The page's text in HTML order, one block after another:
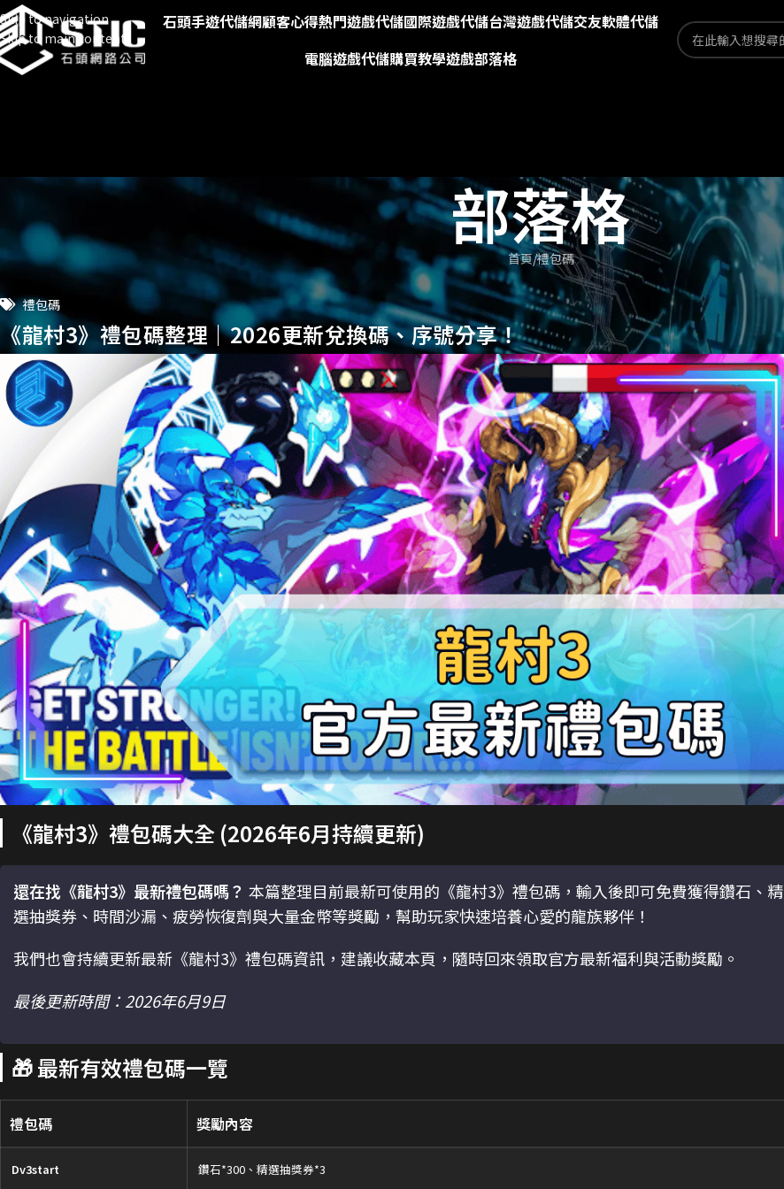
Skip to navigation
Skip to main content
石頭手遊代儲網顧客心得熱門遊戲代儲國際遊戲代儲台灣遊戲代儲交友軟體代儲
電腦遊戲代儲購買教學遊戲部落格
部落格
首頁 禮包碼
禮包碼
《龍村3》禮包碼整理｜2026更新兌換碼、序號分享！
《龍村3》禮包碼大全 (2026年6月持續更新)
還在找《龍村3》最新禮包碼嗎？ 本篇整理目前最新可使用的《龍村3》禮包碼，輸入後即可免費獲得鑽石、精
選抽獎券、時間沙漏、疲勞恢復劑與大量金幣等獎勵，幫助玩家快速培養心愛的龍族夥伴！
我們也會持續更新最新《龍村3》禮包碼資訊，建議收藏本頁，隨時回來領取官方最新福利與活動獎勵。
最後更新時間：2026年6月9日
🎁 最新有效禮包碼一覽
禮包碼 獎勵內容
Dv3start 鑽石*300、精選抽獎券*3